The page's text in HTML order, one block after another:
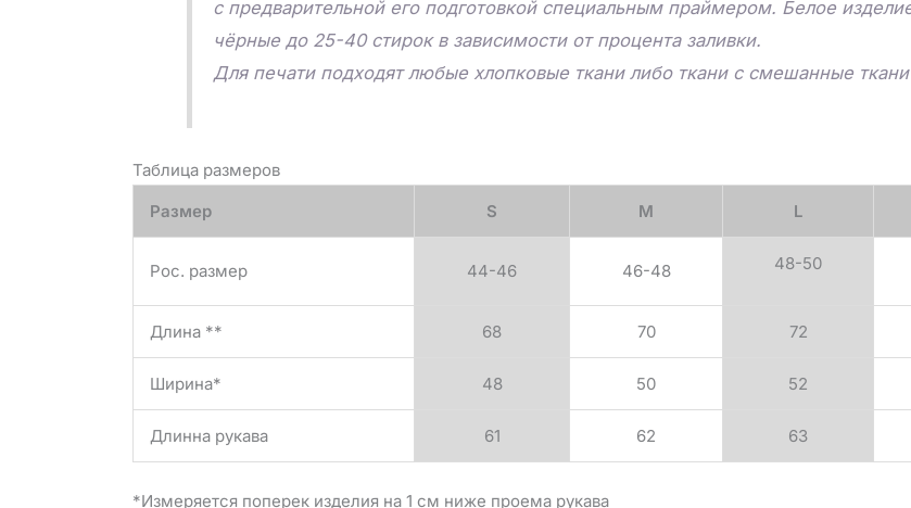
с предварительной его подготовкой специальным праймером. Белое
чёрные до 25-40 стирок в зависимости от процента заливки.
Для печати подходят любые хлопковые ткани либо ткани с смешанные
Таблица размеров
Размер
S M L
Рос. размер 44-46 46-48 48-50
Длина ** 68 70 72
Ширина* 48 50 52
Длинна рукава 61 62 63
*Измеряется поперек изделия на 1 см ниже проема рукава